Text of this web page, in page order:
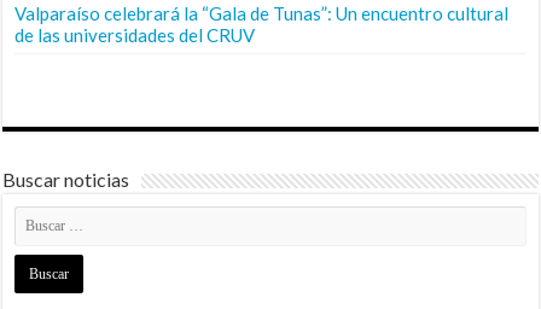
Valparaíso celebrará la “Gala de Tunas”: Un encuentro cultural
de las universidades del CRUV
Buscar noticias